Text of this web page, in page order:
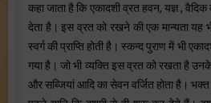
कहा जाता है कि एकादशी व्रत हवन, यज्ञ ,
देता है। इस व्रत को रखने की एक मान्यता यह
स्वर्ग की प्राप्ति होती है। स्कन्द पुराण में भी
गया है। जो भी व्यक्ति इस व्रत को रखता है
और सब्जियां आदि का सेवन वर्जित होता है। भक्त